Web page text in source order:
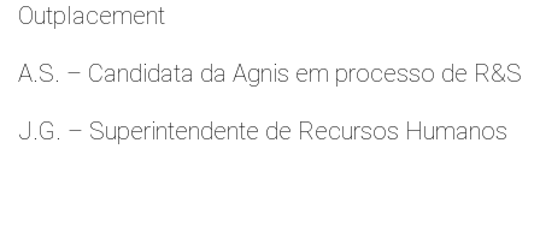
Outplacement
A.S. – Candidata da Agnis em processo de R&S
J.G. – Superintendente de Recursos Humanos